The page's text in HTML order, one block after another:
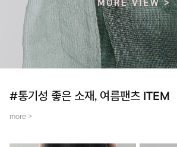
#통기성 좋은 소재, 여름팬츠 ITEM
more >